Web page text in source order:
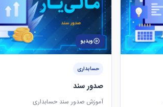
ویدیو
حسابداری
صدور سند
آموزش صدور سند حسابداری